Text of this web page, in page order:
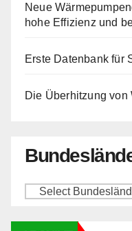
Neue
hohe Effizienz und
Erste Datenbank für
Die Überhitzung von